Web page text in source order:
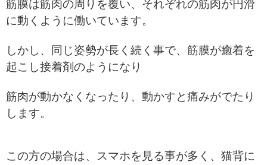
筋膜は筋肉の周りを覆い、それぞれの筋肉が円滑
に動くように働いています。
しかし、同じ姿勢が長く続く事で、筋膜が癒着を
起こし接着剤のようになり
筋肉が動かなくなったり、動かすと痛みがでたり
します。
この方の場合は、スマホを見る事が多く、猫背に